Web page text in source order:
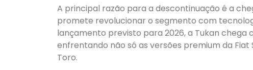
A principal razão para a descontinuação é a
promete revolucionar o segmento com
lançamento previsto para 2026, a Tukan chega
enfrentando não só as versões premium da
Toro.